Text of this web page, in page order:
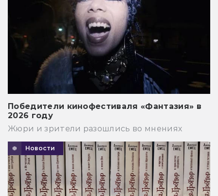
Победители кинофестиваля «Фантазия» в
2026 году
Жюри и зрители разошлись во мнениях
Новости